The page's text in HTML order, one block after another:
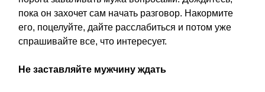
пока он захочет сам начать разговор. Накормите
его, поцелуйте, дайте расслабиться и потом уже
спрашивайте все, что интересует.
Не заставляйте мужчину ждать